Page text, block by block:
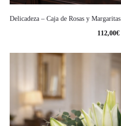
Delicadeza – Caja de Rosas y Margaritas
112,00€